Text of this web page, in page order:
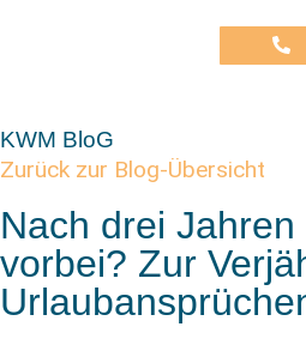
KWM BloG
Zurück zur Blog-Übersicht
Nach drei Jahren
vorbei? Zur